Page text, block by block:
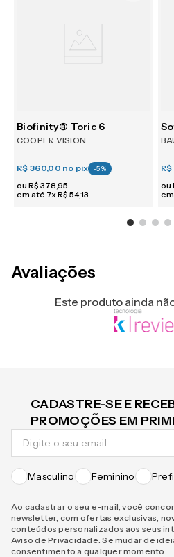
Biofinity® Toric 6
COOPER VISION
R$ 360,00 no pix -5%
ou R$ 378,95
em até 7xR$ 54,13
ou
Avaliações
Este produto ainda
CADASTRE-SE E
PROMOÇÕES EM
Masculino Feminino
Ao cadastrar o seu e-mail, você
newsletter, com ofertas exclusivas,
conteúdos personalizados aos seus
Aviso de Privacidade . Se mudar de
consentimento a qualquer momento.